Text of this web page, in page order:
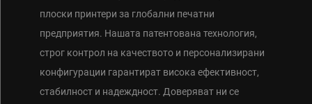
плоски принтери за глобални печатни
предприятия. Нашата патентована технология,
строг контрол на качеството и персонализирани
конфигурации гарантират висока ефективност,
стабилност и надеждност. Доверяват ни се